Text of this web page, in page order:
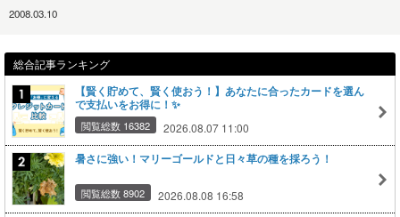
2008.03.10
総合記事ランキング
【賢く貯めて、賢く使おう！】あなたに合ったカードを選ん
で支払いをお得に！✨
閲覧総数 16382 2026.08.07 11:00
暑さに強い！マリーゴールドと日々草の種を採ろう！
閲覧総数 8902 2026.08.08 16:58